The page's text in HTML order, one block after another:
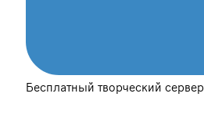
Бесплатный творческий сервер